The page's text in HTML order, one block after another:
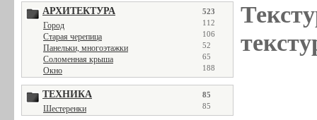
АРХИТЕКТУРА 523
Город 112
Старая черепица 106
Панельки, многоэтажки 52
Соломенная крыша 65
Окно 188
ТЕХНИКА 85
Шестеренки 85